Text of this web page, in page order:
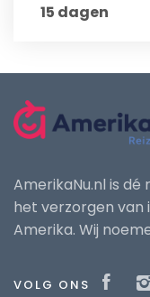
15 dagen
AmerikaNu.nl is
het verzorgen van
Amerika. Wij
VOLG ONS